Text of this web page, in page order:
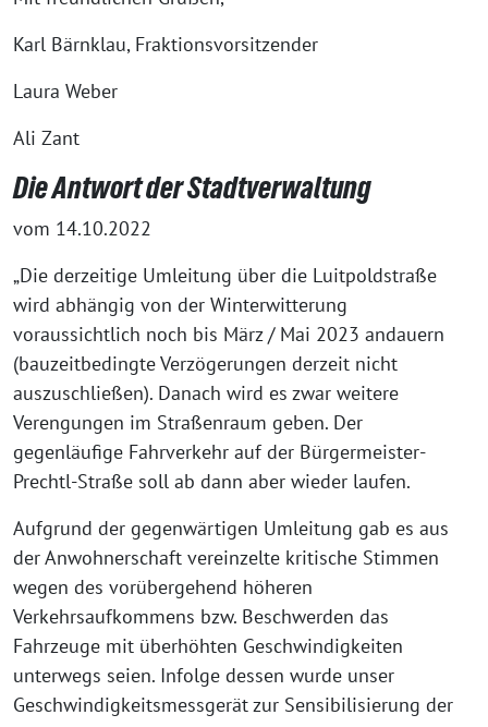
Karl Bärnklau, Fraktionsvorsitzender
Laura Weber
Ali Zant
Die Antwort der Stadtverwaltung
vom 14.10.2022
„Die derzeitige Umleitung über die Luitpoldstraße
wird abhängig von der Winterwitterung
voraussichtlich noch bis März / Mai 2023 andauern
(bauzeitbedingte Verzögerungen derzeit nicht
auszuschließen). Danach wird es zwar weitere
Verengungen im Straßenraum geben. Der
gegenläufige Fahrverkehr auf der Bürgermeister-
Prechtl-Straße soll ab dann aber wieder laufen.
Aufgrund der gegenwärtigen Umleitung gab es aus
der Anwohnerschaft vereinzelte kritische Stimmen
wegen des vorübergehend höheren
Verkehrsaufkommens bzw. Beschwerden das
Fahrzeuge mit überhöhten Geschwindigkeiten
unterwegs seien. Infolge dessen wurde unser
Geschwindigkeitsmessgerät zur Sensibilisierung der